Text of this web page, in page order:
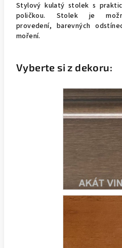
Stylový kulatý stolek s
poličkou. Stolek je
provedení, barevných
moření.
Vyberte si z dekoru: